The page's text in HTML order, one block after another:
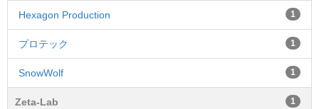
Hexagon Production 1
プロテック 1
SnowWolf 1
Zeta-Lab 1